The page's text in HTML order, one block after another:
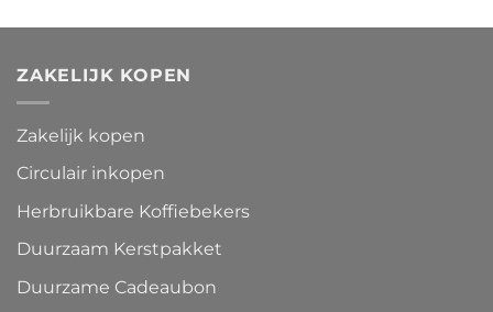
ZAKELIJK KOPEN
Zakelijk kopen
Circulair inkopen
Herbruikbare Koffiebekers
Duurzaam Kerstpakket
Duurzame Cadeaubon